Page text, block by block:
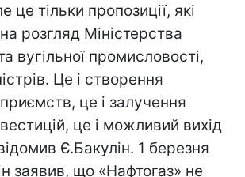
це тільки пропозиції, які
розгляд Міністерства
вугільної промисловості,
Це і створення
це і залучення
це і можливий вихід
Є.Бакулін. 1 березня
заявив, що «Нафтогаз» не